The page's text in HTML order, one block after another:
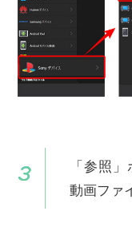
「参照
動画ファ